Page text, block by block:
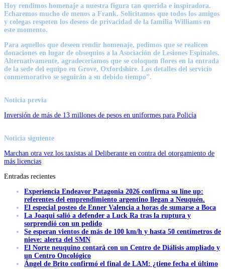
Hoy rendimos homenaje a nuestra figura tan querida e inspiradora.
Echaremos mucho de menos a Frank. Solicitamos que todos los amigos
y colegas respeten los deseos de privacidad de la familia Williams en
este momento.
Para aquellos que deseen rendir homenaje, pedimos que se realicen
donaciones en lugar de obsequios a la Asociación de Lesiones Espinales.
Alternativamente, agradeceríamos que se coloquen flores en la entrada
de la sede del equipo en Grove, Oxfordshire. Los detalles del servicio
conmemorativo se seguirán a su debido tiempo”.
Noticia previa
Inversión de más de 13 millones de pesos en uniformes para Policía
Noticia siguiente
Marchan otra vez los taxistas al Deliberante en contra del otorgamiento de
más licencias
Entradas recientes
Experiencia Endeavor Patagonia 2026 confirma su line up:
referentes del emprendimiento argentino llegan a Neuquén.
El especial posteo de Enner Valencia a horas de sumarse a Boca
La Joaqui salió a defender a Luck Ra tras la ruptura y
sorprendió con un pedido
Se esperan vientos de más de 100 km/h y hasta 50 centímetros de
nieve: alerta del SMN
El Norte neuquino contará con un Centro de Diálisis ampliado y
un Centro Oncológico
Ángel de Brito confirmó el final de LAM: ¿tiene fecha el último